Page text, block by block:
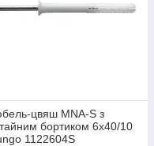
цвяш MNA-S з
бортиком 6x40/10
1122604S